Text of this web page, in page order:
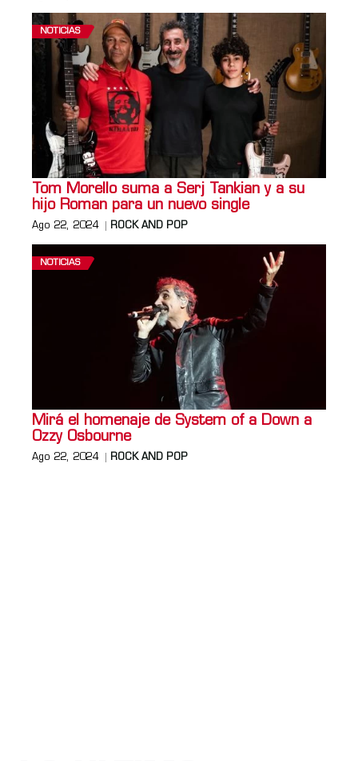
NOTICIAS
Tom Morello suma a Serj Tankian y a su
hijo Roman para un nuevo single
Ago 22, 2024 ROCK AND POP
NOTICIAS
Mirá el homenaje de System of a Down a
Ozzy Osbourne
Ago 22, 2024 ROCK AND POP